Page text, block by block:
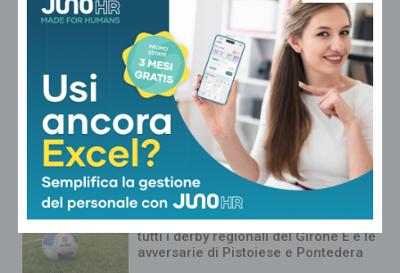
Fiamme di bosco in tutta la Regione,
superlavoro per l’Aib
dalla Toscana
Conte in commissione Covid:
“Scavate pure, non troverete niente
di illecito su di me. Meloni mi diede
del criminale”
dalla Toscana
La composizione dei gironi di Serie D:
tutti i derby regionali del Girone E e le
avversarie di Pistoiese e Pontedera